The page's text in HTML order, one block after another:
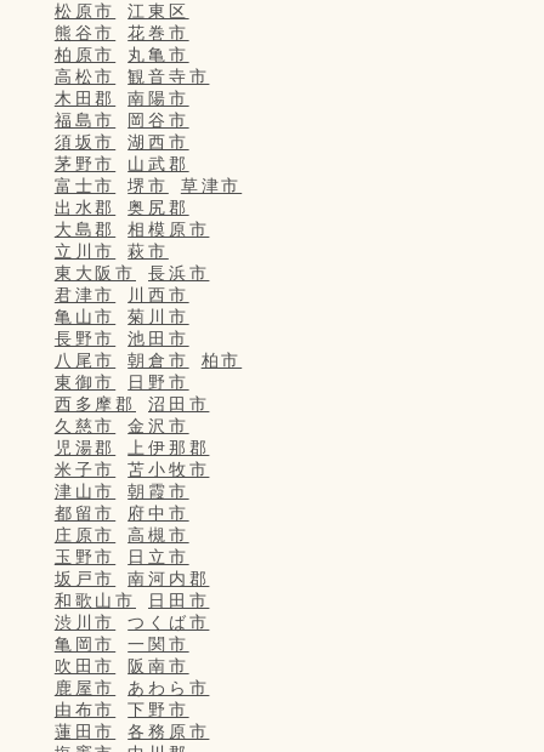
松原市
江東区
熊谷市
花巻市
柏原市
丸亀市
高松市
観音寺市
木田郡
南陽市
福島市
岡谷市
須坂市
湖西市
茅野市
山武郡
富士市
堺市
草津市
出水郡
奥尻郡
大島郡
相模原市
立川市
萩市
東大阪市
長浜市
君津市
川西市
亀山市
菊川市
長野市
池田市
八尾市
朝倉市
柏市
東御市
日野市
西多摩郡
沼田市
久慈市
金沢市
児湯郡
上伊那郡
米子市
苫小牧市
津山市
朝霞市
都留市
府中市
庄原市
高槻市
玉野市
日立市
坂戸市
南河内郡
和歌山市
日田市
渋川市
つくば市
亀岡市
一関市
吹田市
阪南市
鹿屋市
あわら市
由布市
下野市
蓮田市
各務原市